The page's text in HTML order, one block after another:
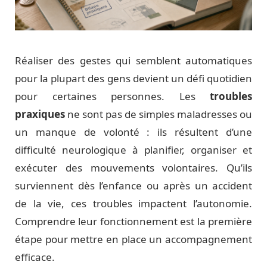
Réaliser des gestes qui semblent automatiques
pour la plupart des gens devient un défi quotidien
pour certaines personnes. Les troubles
praxiques ne sont pas de simples maladresses ou
un manque de volonté : ils résultent d’une
difficulté neurologique à planifier, organiser et
exécuter des mouvements volontaires. Qu’ils
surviennent dès l’enfance ou après un accident
de la vie, ces troubles impactent l’autonomie.
Comprendre leur fonctionnement est la première
étape pour mettre en place un accompagnement
efficace.